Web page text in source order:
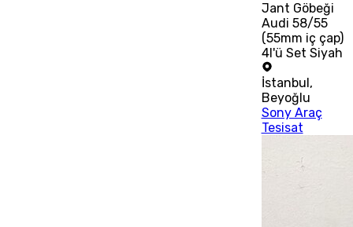
Jant Göbeği
Audi 58/55
(55mm iç çap)
4l'ü Set Siyah
İstanbul ,
Beyoğlu
Sony Araç
Tesisat